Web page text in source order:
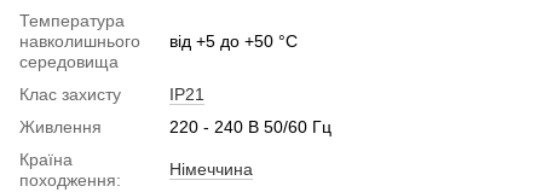
Температура
навколишнього
середовища
від +5 до +50 °C
Клас захисту
IP21
Живлення
220 - 240 В 50/60 Гц
Країна
походження:
Німеччина